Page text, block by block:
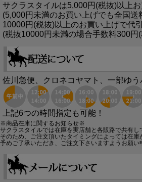
サクラスタイルは5,000円(税抜)以上
(5,000円未満のお買い上げでも全国送
10000円(税抜)以上のお買い上げで代
(税抜10000円未満の場合手数料300円
佐川急便、クロネコヤマト、一部ゆ
上記6つの時間指定も可能！
※商品在庫に関するお知らせ※
サクラスタイルでは在庫を実店舗と各販路で共有し
そのため、ご注文頂いたタイミングによっては在庫
予めご了承いただき、ご注文下さいますようお願い